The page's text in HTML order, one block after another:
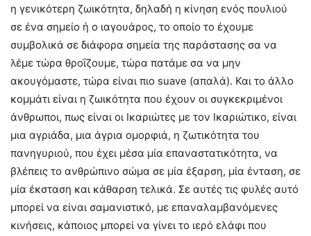
η γενικότερη ζωικότητα, δηλαδή η κίνηση ενός πουλιού
σε ένα σημείο ή ο ιαγουάρος, το οποίο το έχουμε
συμβολικά σε διάφορα σημεία της παράστασης σα να
λέμε τώρα θροΐζουμε, τώρα πατάμε σα να μην
ακουγόμαστε, τώρα είναι πιο suave (απαλά). Και το άλλο
κομμάτι είναι η ζωικότητα που έχουν οι συγκεκριμένοι
άνθρωποι, πως είναι οι Ικαριώτες με τον Ικαριώτικο, είναι
μια αγριάδα, μια άγρια ομορφιά, η ζωτικότητα του
πανηγυριού, που έχει μέσα μία επαναστατικότητα, να
βλέπεις το ανθρώπινο σώμα σε μία έξαρση, μία ένταση, σε
μία έκσταση και κάθαρση τελικά. Σε αυτές τις φυλές αυτό
μπορεί να είναι σαμανιστικό, με επαναλαμβανόμενες
κινήσεις, κάποιος μπορεί να γίνει το ιερό ελάφι που